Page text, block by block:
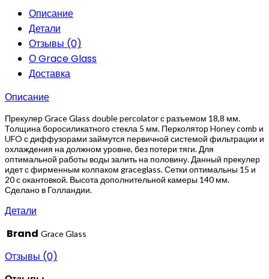
Описание
Детали
Отзывы (0)
О Grace Glass
Доставка
Описание
Прекулер Grace Glass double percolator с разъемом 18,8 мм.
Толщина боросиликатного стекла 5 мм. Перколятор Honey comb и
UFO с диффузорами займутся первичной системой фильтрации и
охлаждения на должном уровне, без потери тяги. Для
оптимальной работы воды залить на половину. Данный прекулер
идет с фирменным колпаком graceglass. Сетки оптимальны 15 и
20 с окантовкой. Высота дополнительной камеры 140 мм.
Сделано в Голландии.
Детали
Brand Grace Glass
Отзывы (0)